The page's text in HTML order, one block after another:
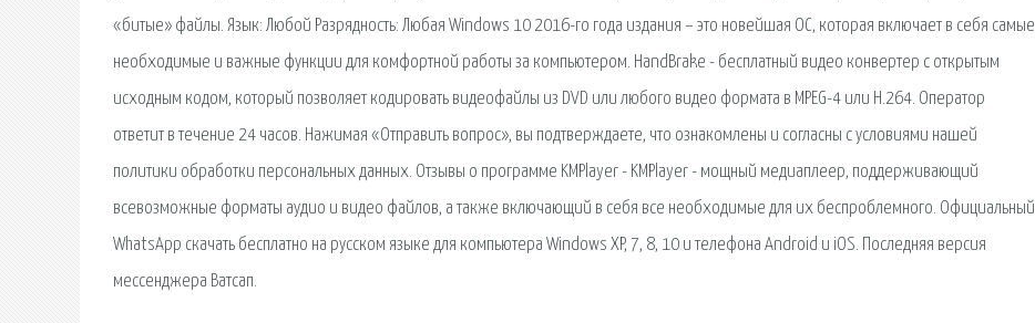
«битые» файлы. Язык: Любой Разрядность: Любая Windows 10 2016-го года издания – это новейшая ОС, которая включает в себя самые
необходимые и важные функции для комфортной работы за компьютером. HandBrake - бесплатный видео конвертер с открытым
исходным кодом, который позволяет кодировать видеофайлы из DVD или любого видео формата в MPEG-4 или H.264. Оператор
ответит в течение 24 часов. Нажимая «Отправить вопрос», вы подтверждаете, что ознакомлены и согласны с условиями нашей
политики обработки персональных данных. Отзывы о программе KMPlayer - KMPlayer - мощный медиаплеер, поддерживающий
всевозможные форматы аудио и видео файлов, а также включающий в себя все необходимые для их беспроблемного. Официальный
WhatsApp скачать бесплатно на русском языке для компьютера Windows XP, 7, 8, 10 и телефона Android и iOS. Последняя версия
мессенджера Ватсап.